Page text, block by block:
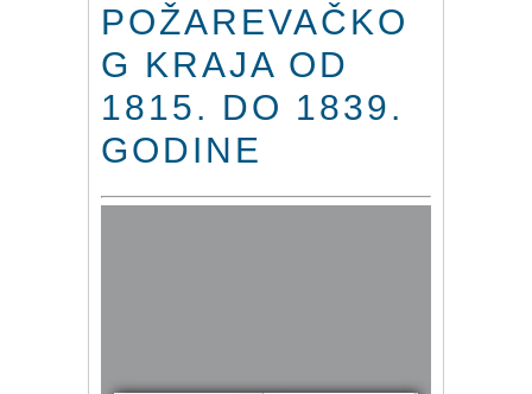
POŽAREVAČKO
G KRAJA OD
1815. DO 1839.
GODINE